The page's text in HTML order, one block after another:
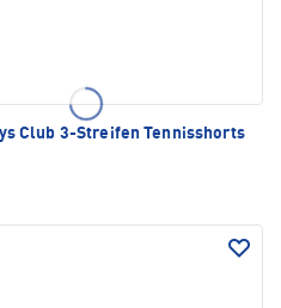
Club 3-Streifen Tennisshorts